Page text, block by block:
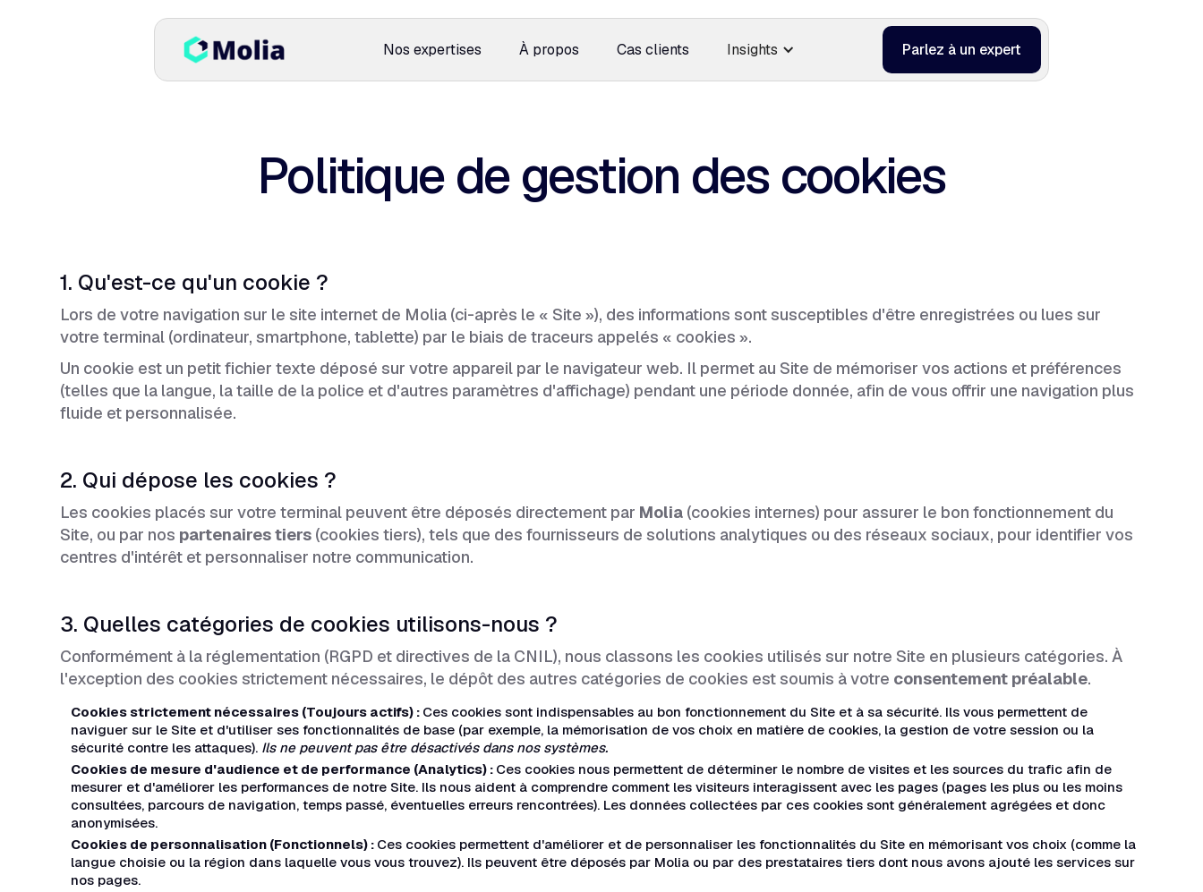
Nos expertises À propos Cas clients Insights Parlez à un expert
Politique de gestion des cookies
1. Qu'est-ce qu'un cookie ?
Lors de votre navigation sur le site internet de Molia (ci-après le « Site »), des informations sont susceptibles d'être enregistrées ou lues sur
votre terminal (ordinateur, smartphone, tablette) par le biais de traceurs appelés « cookies ».
Un cookie est un petit fichier texte déposé sur votre appareil par le navigateur web. Il permet au Site de mémoriser vos actions et préférences
(telles que la langue, la taille de la police et d'autres paramètres d'affichage) pendant une période donnée, afin de vous offrir une navigation plus
fluide et personnalisée.
2. Qui dépose les cookies ?
Les cookies placés sur votre terminal peuvent être déposés directement par Molia (cookies internes) pour assurer le bon fonctionnement du
Site, ou par nos partenaires tiers (cookies tiers), tels que des fournisseurs de solutions analytiques ou des réseaux sociaux, pour identifier vos
centres d'intérêt et personnaliser notre communication.
3. Quelles catégories de cookies utilisons-nous ?
Conformément à la réglementation (RGPD et directives de la CNIL), nous classons les cookies utilisés sur notre Site en plusieurs catégories. À
l'exception des cookies strictement nécessaires, le dépôt des autres catégories de cookies est soumis à votre consentement préalable.
Cookies strictement nécessaires (Toujours actifs) : Ces cookies sont indispensables au bon fonctionnement du Site et à sa sécurité. Ils vous permettent de
naviguer sur le Site et d'utiliser ses fonctionnalités de base (par exemple, la mémorisation de vos choix en matière de cookies, la gestion de votre session ou la
sécurité contre les attaques). Ils ne peuvent pas être désactivés dans nos systèmes.
Cookies de mesure d'audience et de performance (Analytics) : Ces cookies nous permettent de déterminer le nombre de visites et les sources du trafic afin de
mesurer et d'améliorer les performances de notre Site. Ils nous aident à comprendre comment les visiteurs interagissent avec les pages (pages les plus ou les moins
consultées, parcours de navigation, temps passé, éventuelles erreurs rencontrées). Les données collectées par ces cookies sont généralement agrégées et donc
anonymisées.
Cookies de personnalisation (Fonctionnels) : Ces cookies permettent d'améliorer et de personnaliser les fonctionnalités du Site en mémorisant vos choix (comme la
langue choisie ou la région dans laquelle vous vous trouvez). Ils peuvent être déposés par Molia ou par des prestataires tiers dont nous avons ajouté les services sur
nos pages.